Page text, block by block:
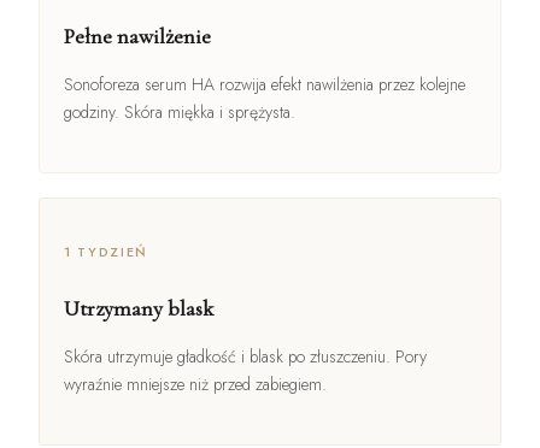
Pełne nawilżenie
Sonoforeza serum HA rozwija efekt nawilżenia przez kolejne
godziny. Skóra miękka i sprężysta.
1 TYDZIEŃ
Utrzymany blask
Skóra utrzymuje gładkość i blask po złuszczeniu. Pory
wyraźnie mniejsze niż przed zabiegiem.